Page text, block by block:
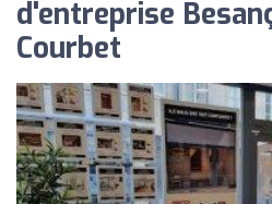
d'entreprise
Courbet